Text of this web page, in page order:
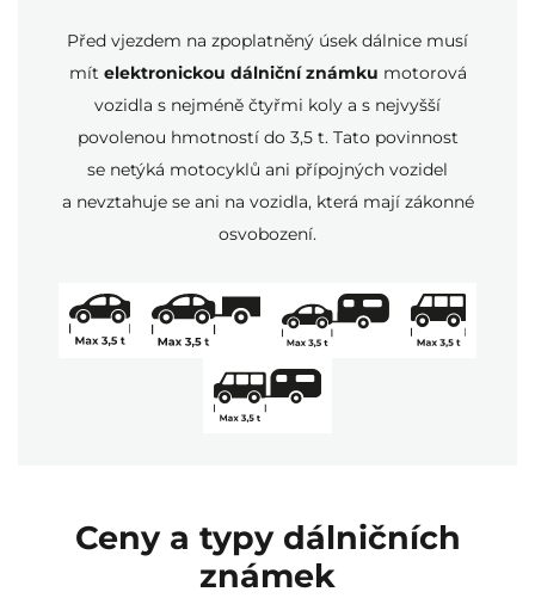
Před vjezdem na zpoplatněný úsek dálnice musí
mít elektronickou dálniční známku motorová
vozidla s nejméně čtyřmi koly a s nejvyšší
povolenou hmotností do 3,5 t. Tato povinnost
se netýká motocyklů ani přípojných vozidel
a nevztahuje se ani na vozidla, která mají zákonné
osvobození.
Ceny a typy dálničních
známek